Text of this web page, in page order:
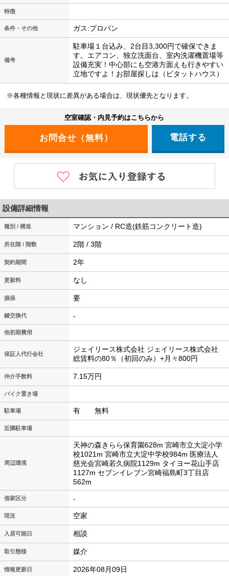
特徴
条件・その他 ガス:プロパン
備考
駐車場１台込み、2台目3,300円で確保できま
す。エアコン、独立洗面台、室内洗濯機置場等
設備充実！中心部にも空港方面えも行きやすい
立地ですよ！お部屋探しは（ピタットハウス）
※各種情報と現状に差異がある場合は、現状優先となります。
空室確認・内見予約はこちらから
電話する
設備詳細情報
種別 / 構造 マンション / RC造(鉄筋コンクリート造)
所在階 / 階数 2階 / 3階
契約期間 2年
更新料 なし
損保 要
鍵交換代 -
他初期費用
保証人代行会社
ジェイリース株式会社 ジェイリース株式会社
総賃料の80％（初回のみ）+月々800円
仲介手数料 7.15万円
バイク置き場
駐車場 有 無料
近隣駐車場
周辺環境
天神の森きらら保育園628m 宮崎市立大淀小学
校1021m 宮崎市立大淀中学校984m 医療法人
慈光会宮崎若久病院1129m タイヨー花山手店
1127m セブンイレブン宮崎福島町3丁目店
562m
借家区分 -
現況 空家
入居可能日 相談
取引態様 媒介
情報更新日 2026年08月09日